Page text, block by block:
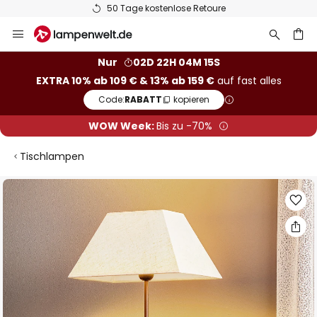
50 Tage kostenlose Retoure
Inhalt
Nur
02D 22H 04M 14S
EXTRA 10% ab 109 € & 13% ab 159 €auf fast alles
Code:RABATT kopieren
WOW Week:Bis zu -70%
Tischlampen
Zum
Ende
der
Bildgalerie
springen